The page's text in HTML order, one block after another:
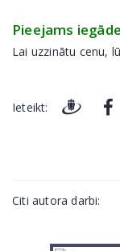
Pieejams
Lai uzzinātu cenu,
Ieteikt:
Citi autora darbi: